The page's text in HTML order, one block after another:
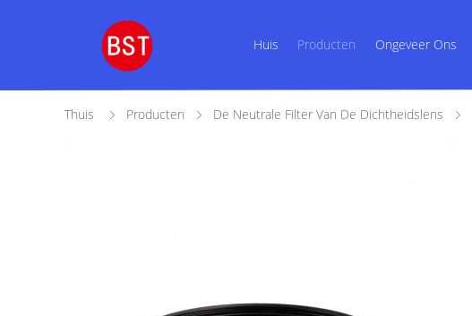
Huis Producten Ongeveer Ons
Thuis Producten De Neutrale Filter Van De Dichtheidslens